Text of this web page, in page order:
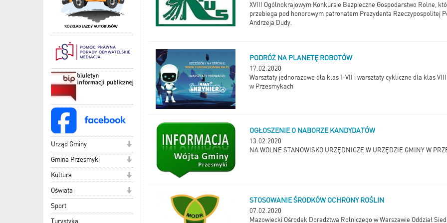
Urząd Gminy
Gmina Przesmyki
Kultura
Oświata
Sport
Turystyka
XVIII Ogólnokrajowym Konkursie Bezpieczne Gospodarstwo Rolne,
przebiega pod honorowym patronatem Prezydenta Rzeczypospolitej
Andrzeja Dudy.
PODRÓŻ NA PLANETĘ ROBOTÓW
17.02.2020
Warsztaty jednorazowe dla klas I-VII i warsztaty cykliczne dla klas
w Przesmykach
OGŁOSZENIE O NABORZE KANDYDATÓW
13.02.2020
NA WOLNE STANOWISKO URZĘDNICZE W URZĘDZIE GMINY W
STOSOWANIE ŚRODKÓW OCHRONY ROŚLIN
07.02.2020
Mazowiecki Ośrodek Doradztwa Rolniczego w Warszawie Oddział